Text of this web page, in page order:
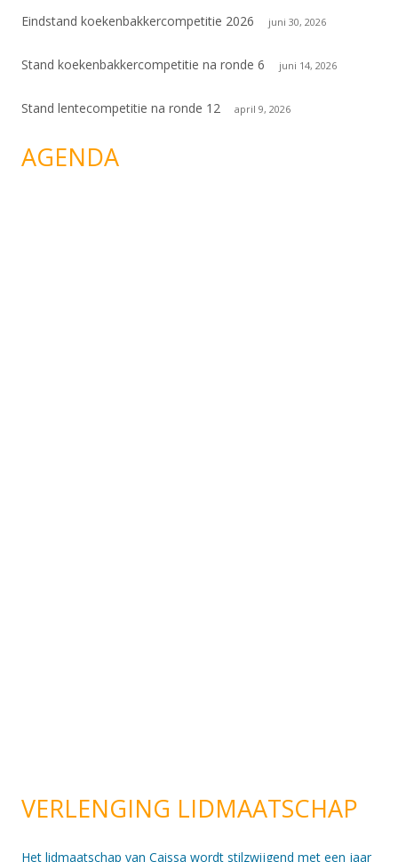
Eindstand koekenbakkercompetitie 2026 juni 30, 2026
Stand koekenbakkercompetitie na ronde 6 juni 14, 2026
Stand lentecompetitie na ronde 12 april 9, 2026
AGENDA
VERLENGING LIDMAATSCHAP
Het lidmaatschap van Caissa wordt stilzwijgend met een jaar